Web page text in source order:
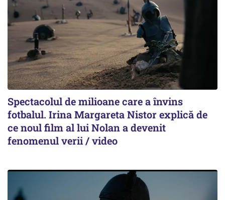
Spectacolul de milioane care a învins
fotbalul. Irina Margareta Nistor explică de
ce noul film al lui Nolan a devenit
fenomenul verii / video